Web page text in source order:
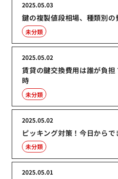
鍵の複製値段相場、種類別の
2025.05.03
未分類
賃貸の鍵交換費用は誰が負
時
2025.05.02
未分類
ピッキング対策！今日からで
2025.05.02
未分類
2025.05.01